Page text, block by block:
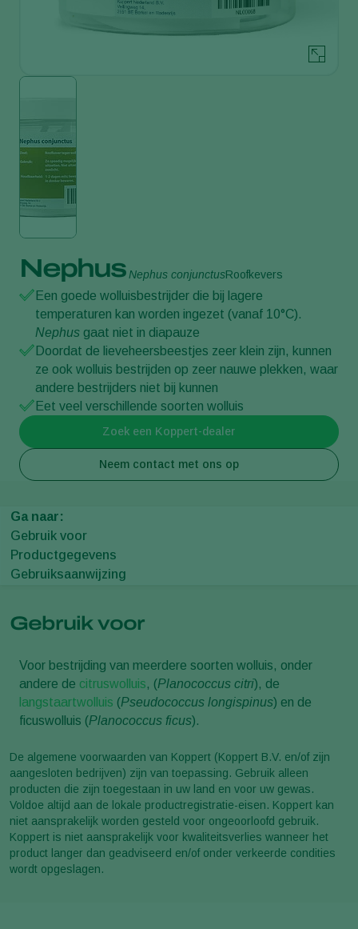
Nephus Nephus conjunctusRoofkevers
Een goede wolluisbestrijder die bij lagere
temperaturen kan worden ingezet (vanaf 10°C).
Nephus gaat niet in diapauze
Doordat de lieveheersbeestjes zeer klein zijn, kunnen
ze ook wolluis bestrijden op zeer nauwe plekken, waar
andere bestrijders niet bij kunnen
Eet veel verschillende soorten wolluis
Zoek een Koppert-dealer
Neem contact met ons op
Ga naar:
Gebruik voor
Productgegevens
Gebruiksaanwijzing
Gebruik voor
Voor bestrijding van meerdere soorten wolluis, onder
andere de citruswolluis, (Planococcus citri), de
langstaartwolluis (Pseudococcus longispinus) en de
ficuswolluis (Planococcus ficus).
De algemene voorwaarden van Koppert (Koppert B.V. en/of zijn
aangesloten bedrijven) zijn van toepassing. Gebruik alleen
producten die zijn toegestaan in uw land en voor uw gewas.
Voldoe altijd aan de lokale productregistratie-eisen. Koppert kan
niet aansprakelijk worden gesteld voor ongeoorloofd gebruik.
Koppert is niet aansprakelijk voor kwaliteitsverlies wanneer het
product langer dan geadviseerd en/of onder verkeerde condities
wordt opgeslagen.